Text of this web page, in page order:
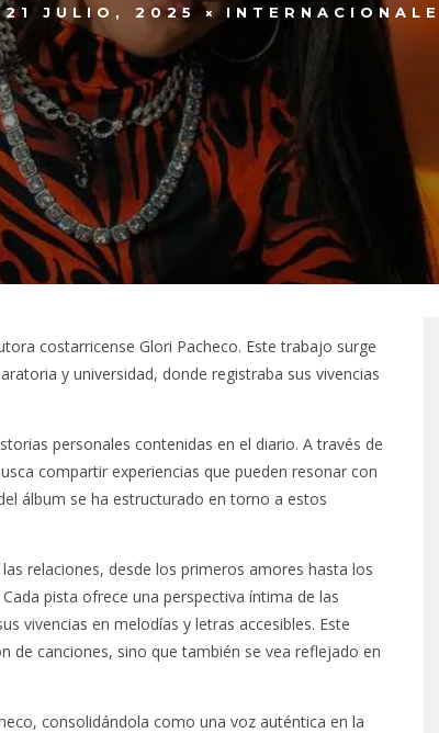
21 JULIO, 2025
costarricense Glori Pacheco. Este trabajo surge
y universidad, donde registraba sus vivencias
personales contenidas en el diario. A través de
compartir experiencias que pueden resonar con
álbum se ha estructurado en torno a estos
relaciones, desde los primeros amores hasta los
pista ofrece una perspectiva íntima de las
vivencias en melodías y letras accesibles. Este
de canciones, sino que también se vea reflejado en
consolidándola como una voz auténtica en la